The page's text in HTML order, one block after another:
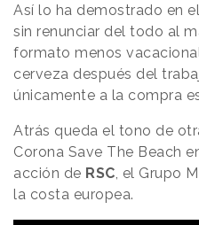
Así lo ha demostrado en
sin renunciar del todo al
formato menos
cerveza después del
únicamente a la compra
Atrás queda el tono de
Corona Save The Beach
acción de RSC , el Grupo
la costa europea.